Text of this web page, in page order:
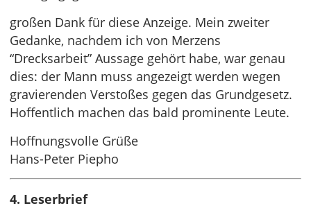
großen Dank für diese Anzeige. Mein zweiter
Gedanke, nachdem ich von Merzens
“Drecksarbeit” Aussage gehört habe, war genau
dies: der Mann muss angezeigt werden wegen
gravierenden Verstoßes gegen das Grundgesetz.
Hoffentlich machen das bald prominente Leute.
Hoffnungsvolle Grüße
Hans-Peter Piepho
4. Leserbrief